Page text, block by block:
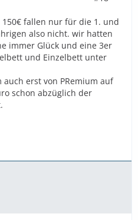
fallen nur für die 1. und
also nicht. wir hatten
immer Glück und eine 3er
und Einzelbett unter
erst von PRemium auf
schon abzüglich der